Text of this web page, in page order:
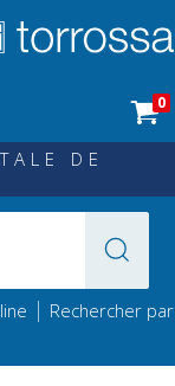
0
DE
| Rechercher par